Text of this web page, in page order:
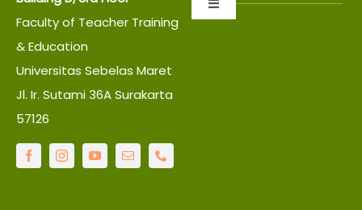
Faculty of Teacher Training
& Education
Universitas Sebelas Maret
Jl. Ir. Sutami 36A Surakarta
57126
Toggle
About UNS
About Faculty
IT Center